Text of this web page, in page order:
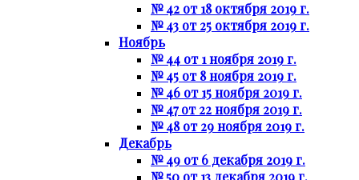
№ 42 от 18 октября 2019 г.
№ 43 от 25 октября 2019 г.
Ноябрь
№ 44 от 1 ноября 2019 г.
№ 45 от 8 ноября 2019 г.
№ 46 от 15 ноября 2019 г.
№ 47 от 22 ноября 2019 г.
№ 48 от 29 ноября 2019 г.
Декабрь
№ 49 от 6 декабря 2019 г.
№ 50 от 13 декабря 2019 г.